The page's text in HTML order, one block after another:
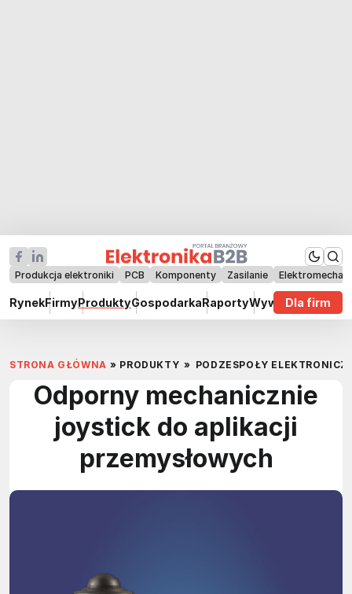
Produkcja elektroniki PCB Komponenty Zasilanie
RynekFirmyProduktyGospodarkaRaportyWywiadyDla firm
STRONA GŁÓWNA » PRODUKTY » PODZESPOŁY
Odporny mechanicznie
joystick do aplikacji
przemysłowych